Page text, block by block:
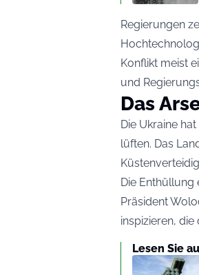
Regierungen
Konflikt meist
und
Das
Die Ukraine
lüften. Das
Die Enthüllung
Präsident
inspizieren, die
Lesen Sie